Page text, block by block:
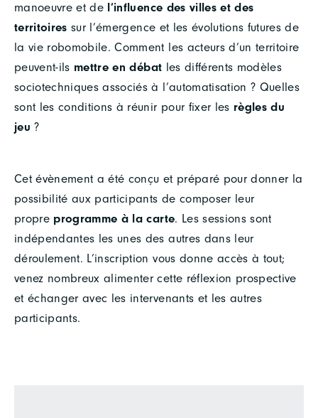
manoeuvre et de l’influence des villes et des
territoires sur l’émergence et les évolutions futures de
la vie robomobile. Comment les acteurs d’un territoire
peuvent-ils mettre en débat les différents modèles
sociotechniques associés à l’automatisation ? Quelles
sont les conditions à réunir pour fixer les règles du
jeu ?
Cet évènement a été conçu et préparé pour donner la
possibilité aux participants de composer leur
propre programme à la carte. Les sessions sont
indépendantes les unes des autres dans leur
déroulement. L’inscription vous donne accès à tout;
venez nombreux alimenter cette réflexion prospective
et échanger avec les intervenants et les autres
participants.